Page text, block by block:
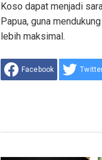
Koso dapat menjadi
Papua, guna
lebih maksimal.
Facebook